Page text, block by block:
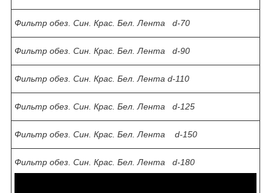
Фильтр обез. Син. Крас. Бел. Лента d-70
Фильтр обез. Син. Крас. Бел. Лента d-90
Фильтр обез. Син. Крас. Бел. Лента d-110
Фильтр обез. Син. Крас. Бел. Лента d-125
Фильтр обез. Син. Крас. Бел. Лента d-150
Фильтр обез. Син. Крас. Бел. Лента d-180